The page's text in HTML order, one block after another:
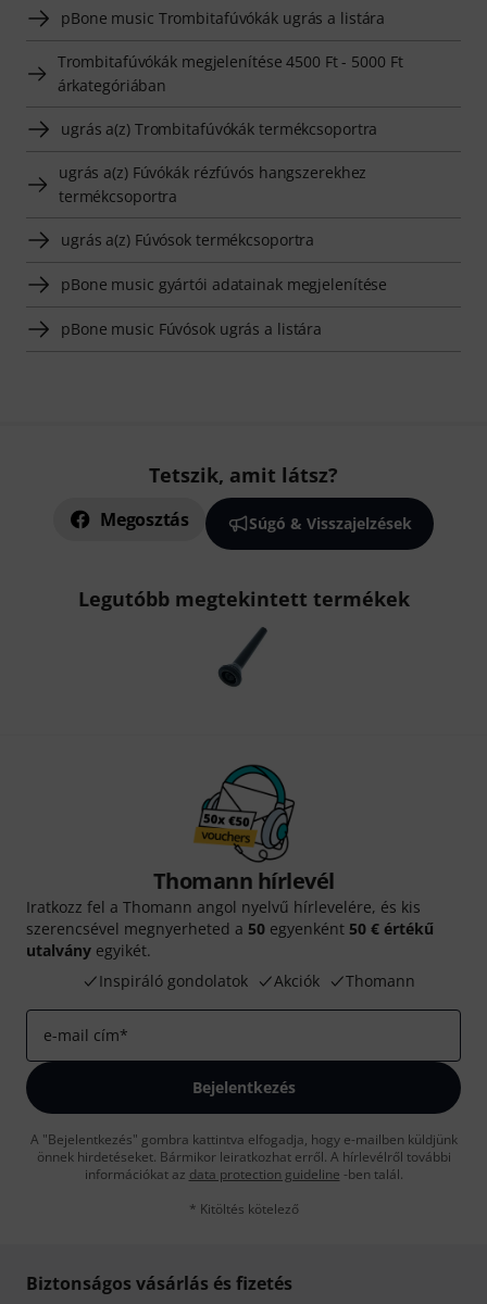
pBone music Trombitafúvókák ugrás a listára
Trombitafúvókák megjelenítése 4500 Ft - 5000 Ft
árkategóriában
ugrás a(z) Trombitafúvókák termékcsoportra
ugrás a(z) Fúvókák rézfúvós hangszerekhez
termékcsoportra
ugrás a(z) Fúvósok termékcsoportra
pBone music gyártói adatainak megjelenítése
pBone music Fúvósok ugrás a listára
Tetszik, amit látsz?
Megosztás Súgó & Visszajelzések
Legutóbb megtekintett termékek
Thomann hírlevél
Iratkozz fel a Thomann angol nyelvű hírlevelére, és kis
szerencsével megnyerheted a 50 egyenként 50 € értékű
utalvány egyikét.
Inspiráló gondolatok
Akciók Thomann
e-mail cím*
Bejelentkezés
A "Bejelentkezés" gombra kattintva elfogadja, hogy e-mailben küldjünk
önnek hirdetéseket. Bármikor leiratkozhat erről. A hírlevélről további
információkat az data protection guideline -ben talál.
* Kitöltés kötelező
Biztonságos vásárlás és fizetés